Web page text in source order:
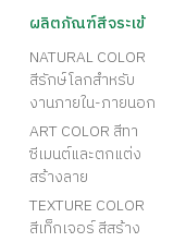
ผลิตภัณฑ์สีจระเข้
NATURAL COLOR
สีรักษ์โลกสำหรับ
งานภายใน-ภายนอก
ART COLOR สีทา
ซีเมนต์และตกแต่ง
สร้างลาย
TEXTURE COLOR
สีเท็กเจอร์ สีสร้าง